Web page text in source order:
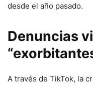
desde el año pasado.
Denuncias
A través de TikTok, la